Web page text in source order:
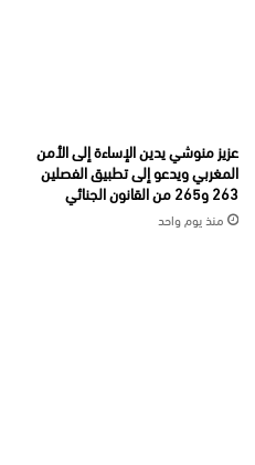
عزيز منوشي يدين الإساءة إلى الأمن
المغربي ويدعو إلى تطبيق الفصلين
263 و265 من القانون الجنائي
منذ يوم واحد